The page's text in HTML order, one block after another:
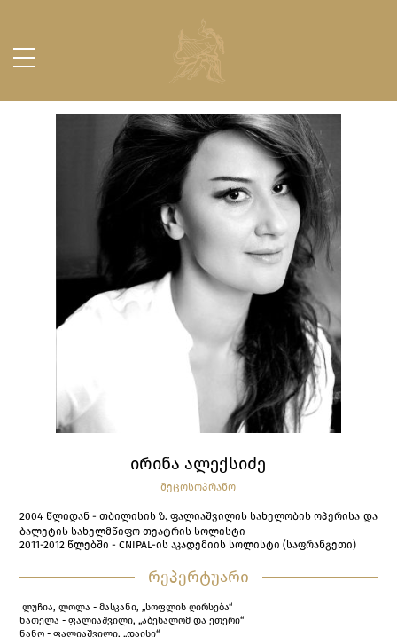
ᲘᲠᲘᲜᲐ ᲐᲚᲔᲥᲡᲘᲫᲔ
ᲛᲔᲪᲝᲡᲝᲞᲠᲐᲜᲝ
2004 წლიდან - თბილისის ზ. ფალიაშვილის სახელობის ოპერისა და
ბალეტის სახელმწიფო თეატრის სოლისტი
2011-2012 წლებში - CNIPAL-ის აკადემიის სოლისტი (საფრანგეთი)
რეპერტუარი
ლუჩია, ლოლა - მასკანი, „სოფლის ღირსება“
ნათელა - ფალიაშვილი, „აბესალომ და ეთერი“
ნანო - ფალიაშვილი, „დაისი“